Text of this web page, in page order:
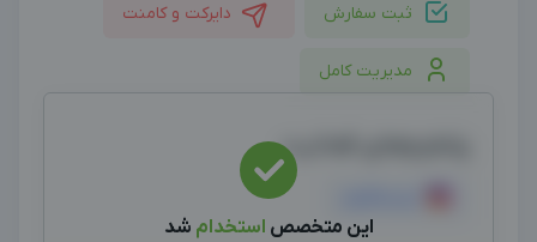
ثبت سفارش دایرکت و کامنت
مدیریت کامل
پلتفرم‌های فعالیت
این متخصص استخدام شد